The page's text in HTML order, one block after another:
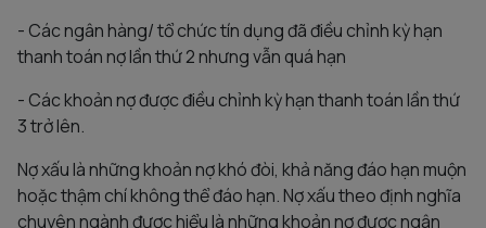
- Các ngân hàng/ tổ chức tín dụng đã điều chỉnh kỳ hạn
thanh toán nợ lần thứ 2 nhưng vẫn quá hạn
- Các khoản nợ được điều chỉnh kỳ hạn thanh toán lần thứ
3 trở lên.
Nợ xấu là những khoản nợ khó đòi, khả năng đáo hạn muộn
hoặc thậm chí không thể đáo hạn. Nợ xấu theo định nghĩa
chuyên ngành được hiểu là những khoản nợ được ngân